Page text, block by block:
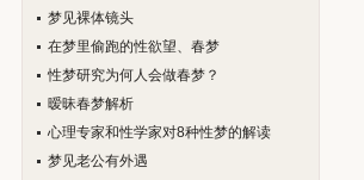
梦见裸体镜头
在梦里偷跑的性欲望、春梦
性梦研究为何人会做春梦？
暧昧春梦解析
心理专家和性学家对8种性梦的解读
梦见老公有外遇